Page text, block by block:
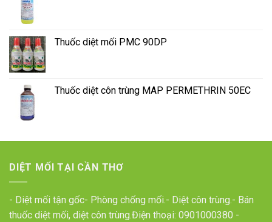
Thuốc diệt mối PMC 90DP
Thuốc diệt côn trùng MAP PERMETHRIN 50EC
DIỆT MỐI TẠI CẦN THƠ
- Diệt mối tận gốc- Phòng chống mối.- Diệt côn trùng.- Bán
thuốc diệt mối, diệt côn trùng.Điện thoại: 0901000380 -